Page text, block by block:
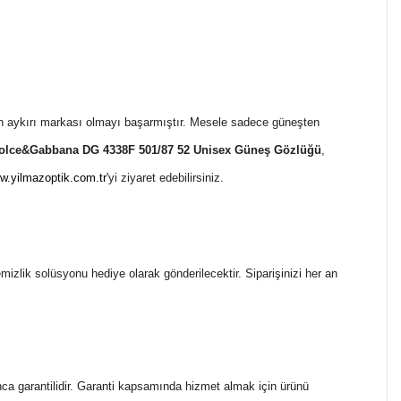
markası olmayı başarmıştır. Mesele sadece güneşten
DG 4338F 501/87 52 Unisex Güneş Gözlüğü,
'yi ziyaret edebilirsiniz.
solüsyonu hediye olarak gönderilecektir. Siparişinizi her an
garantilidir. Garanti kapsamında hizmet almak için ürünü